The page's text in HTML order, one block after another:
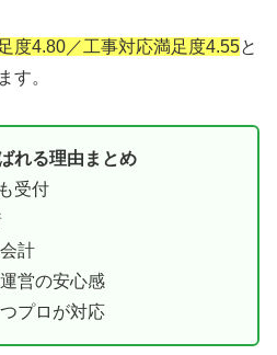
度4.80／工事対応満足度4.55と
す。
れる理由まとめ
受付
計
営の安心感
プロが対応